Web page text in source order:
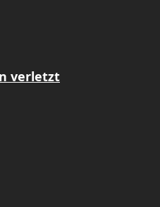
verletzt